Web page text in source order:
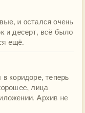
и остался очень
и десерт, всё было
ещё.
коридоре, теперь
лица
Архив не